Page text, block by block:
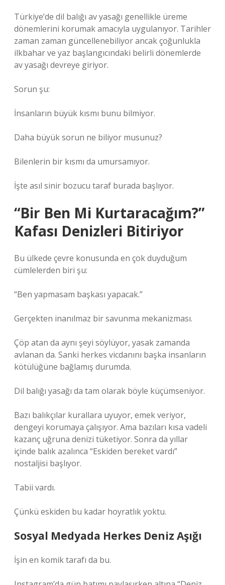
Türkiye’de dil balığı av yasağı genellikle üreme
dönemlerini korumak amacıyla uygulanıyor. Tarihler
zaman zaman güncellenebiliyor ancak çoğunlukla
ilkbahar ve yaz başlangıcındaki belirli dönemlerde
av yasağı devreye giriyor.
Sorun şu:
İnsanların büyük kısmı bunu bilmiyor.
Daha büyük sorun ne biliyor musunuz?
Bilenlerin bir kısmı da umursamıyor.
İşte asıl sinir bozucu taraf burada başlıyor.
“Bir Ben Mi Kurtaracağım?”
Kafası Denizleri Bitiriyor
Bu ülkede çevre konusunda en çok duyduğum
cümlelerden biri şu:
“Ben yapmasam başkası yapacak.”
Gerçekten inanılmaz bir savunma mekanizması.
Çöp atan da aynı şeyi söylüyor, yasak zamanda
avlanan da. Sanki herkes vicdanını başka insanların
kötülüğüne bağlamış durumda.
Dil balığı yasağı da tam olarak böyle küçümseniyor.
Bazı balıkçılar kurallara uyuyor, emek veriyor,
dengeyi korumaya çalışıyor. Ama bazıları kısa vadeli
kazanç uğruna denizi tüketiyor. Sonra da yıllar
içinde balık azalınca “Eskiden bereket vardı”
nostaljisi başlıyor.
Tabii vardı.
Çünkü eskiden bu kadar hoyratlık yoktu.
Sosyal Medyada Herkes Deniz Aşığı
İşin en komik tarafı da bu.